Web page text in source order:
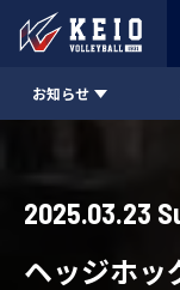
お知らせ
2025.03.23
ヘッジホッ